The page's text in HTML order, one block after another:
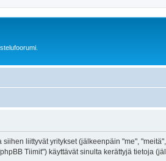
liittyvät yritykset (jälkeenpäin "me",
Tiimit") käyttävät sinulta kerättyjä tietoja